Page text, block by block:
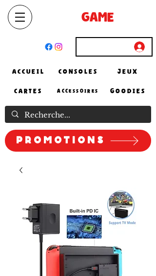
GAME
ACCUEIL CONSOLES JEUX
CARTES ACCESSOIRES GOODIES
Promotions